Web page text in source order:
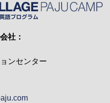
社：
ンセンター